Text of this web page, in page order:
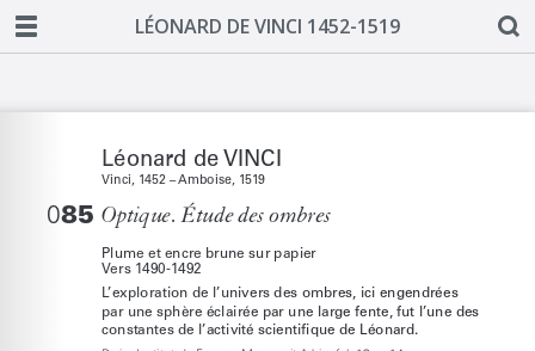
LÉONARD DE VINCI 1452-1519